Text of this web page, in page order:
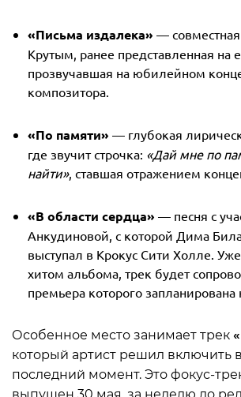
«Письма издалека» —
Крутым, ранее представленная на
прозвучавшая на юбилейном
композитора.
«По памяти» — глубокая
где звучит строчка: «Дай мне по
найти», ставшая отражением
«В области сердца» — песня с
Анкудиновой, с которой Дима
выступал в Крокус Сити Холле.
хитом альбома, трек будет
премьера которого запланирована
Особенное место занимает трек
который артист решил включить
последний момент. Это фокус-